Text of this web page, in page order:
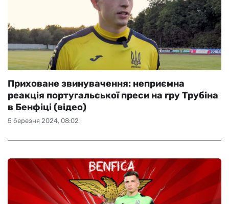
5 березня 2024, 08:02
Приховане звинувачення: неприємна
реакція португальської преси на гру Трубіна
в Бенфіці (відео)